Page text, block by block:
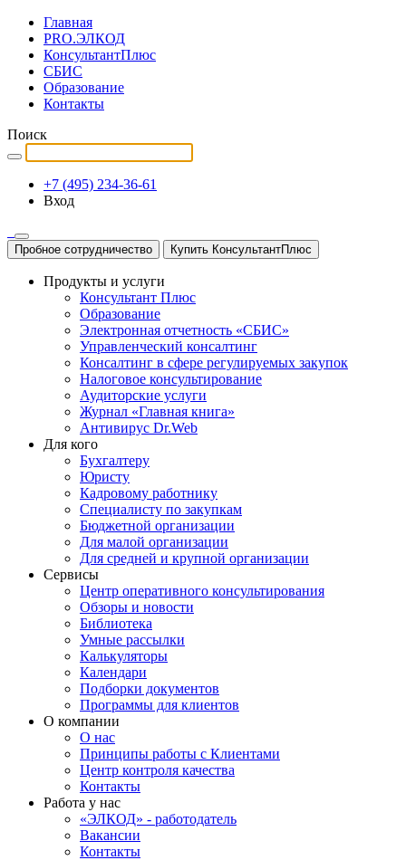
Главная
PRO.ЭЛКОД
КонсультантПлюс
СБИС
Образование
Контакты
Поиск
+7 (495) 234-36-61
Вход
Пробное сотрудничество Купить КонсультантПлюс
Продукты и услуги
Консультант Плюс
Образование
Электронная отчетность «СБИС»
Управленческий консалтинг
Консалтинг в сфере регулируемых закупок
Налоговое консультирование
Аудиторские услуги
Журнал «Главная книга»
Антивирус Dr.Web
Для кого
Бухгалтеру
Юристу
Кадровому работнику
Специалисту по закупкам
Бюджетной организации
Для малой организации
Для средней и крупной организации
Сервисы
Центр оперативного консультирования
Обзоры и новости
Библиотека
Умные рассылки
Калькуляторы
Календари
Подборки документов
Программы для клиентов
О компании
О нас
Принципы работы с Клиентами
Центр контроля качества
Контакты
Работа у нас
«ЭЛКОД» - работодатель
Вакансии
Контакты